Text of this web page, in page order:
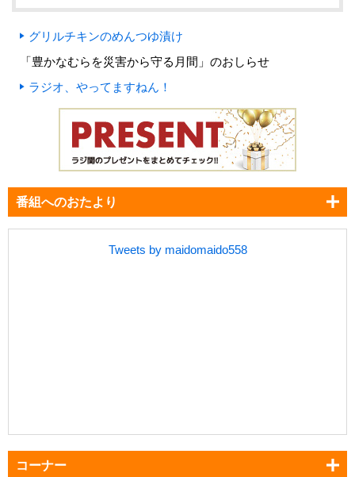
グリルチキンのめんつゆ漬け
「豊かなむらを災害から守る月間」のおしらせ
ラジオ、やってますねん！
番組へのおたより
Tweets by maidomaido558
コーナー